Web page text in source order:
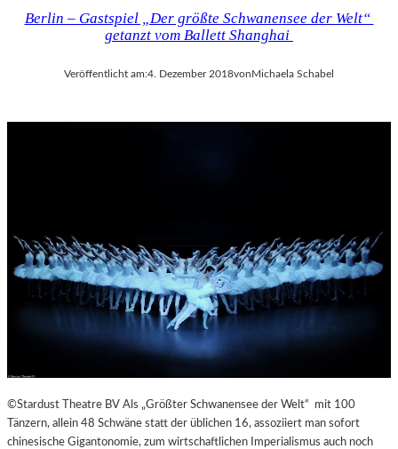
Berlin – Gastspiel „Der größte Schwanensee der Welt“
getanzt vom Ballett Shanghai
Veröffentlicht am:4. Dezember 2018vonMichaela Schabel
©Stardust Theatre BV Als „Größter Schwanensee der Welt“ mit 100
Tänzern, allein 48 Schwäne statt der üblichen 16, assoziiert man sofort
chinesische Gigantonomie, zum wirtschaftlichen Imperialismus auch noch